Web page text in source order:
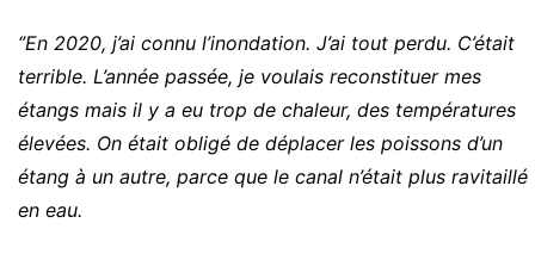
‘’En 2020, j’ai connu l’inondation. J’ai tout perdu. C’était
terrible. L’année passée, je voulais reconstituer mes
étangs mais il y a eu trop de chaleur, des températures
élevées. On était obligé de déplacer les poissons d’un
étang à un autre, parce que le canal n’était plus ravitaillé
en eau.